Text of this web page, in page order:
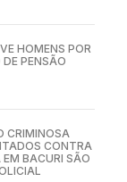
HOMENS POR
PENSÃO
CRIMINOSA
CONTRA
EM BACURI SÃO